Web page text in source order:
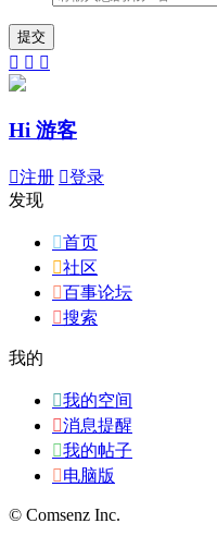
提交
  
Hi 游客
注册 登录
发现
首页
社区
百事论坛
搜索
我的
我的空间
消息提醒
我的帖子
电脑版
© Comsenz Inc.